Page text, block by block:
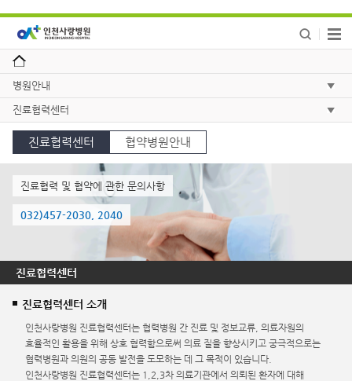
병원안내
진료협력센터
진료협력센터 협약병원안내
진료협력센터
진료협력 및 협약에 관한 문의사항
032)457-2030, 2040
진료협력센터 소개
인천사랑병원 진료협력센터는 협력병원 간 진료 및 정보교류, 의료자원의
효율적인 활용을 위해 상호 협력함으로써 의료 질을 향상시키고 궁극적으로는
협력병원과 의원의 공동 발전을 도모하는 데 그 목적이 있습니다.
인천사랑병원 진료협력센터는 1,2,3차 의료기관에서 의뢰된 환자에 대해